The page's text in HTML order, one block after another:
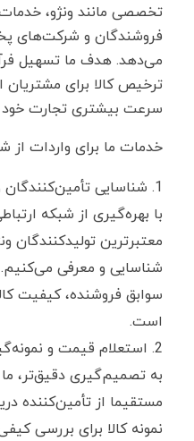
تخصصی مانند ونژو، خدمات
فروشندگان و شرکت‌های
می‌دهد. هدف ما تسهیل
ترخیص کالا برای مشتریان
سرعت بیشتری تجارت خود
خدمات ما برای واردات از
شناسایی تأمین‌کنندگان
با بهره‌گیری از شبکه
معتبرترین تولیدکنندگان
شناسایی و معرفی
سوابق فروشنده، کیفیت
است.
استعلام قیمت و
به تصمیم‌گیری دقیق‌تر، ما
مستقیما از تأمین‌کننده
نمونه کالا برای بررسی